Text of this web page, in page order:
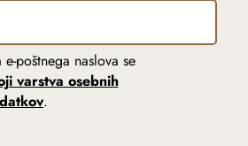
poštnega naslova se
varstva osebnih
.